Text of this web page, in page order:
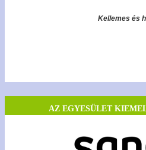
Kellemes és
AZ EGYESÜLET